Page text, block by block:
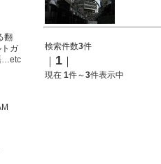
検索件数3件
｜ 1 ｜
現在 1件～3件表示中